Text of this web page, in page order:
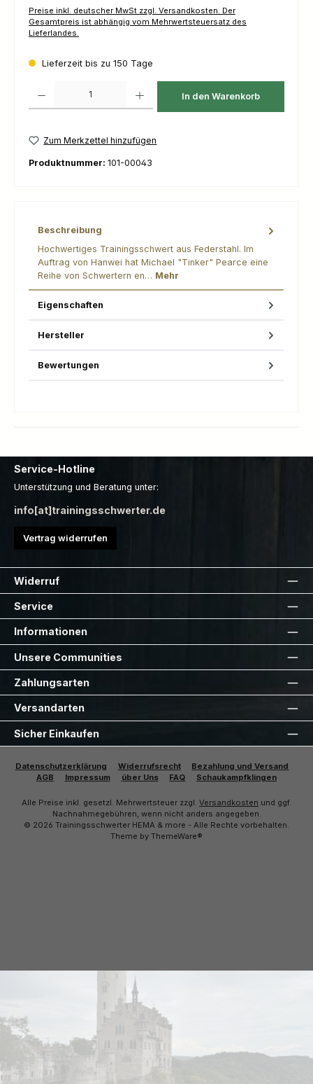
Preise inkl. deutscher MwSt zzgl. Versandkosten. Der
Gesamtpreis ist abhängig vom Mehrwertsteuersatz des
Lieferlandes.
Lieferzeit bis zu 150 Tage
In den Warenkorb
Zum Merkzettel hinzufügen
Produktnummer: 101-00043
Beschreibung
Hochwertiges Trainingsschwert aus Federstahl. Im
Auftrag von Hanwei hat Michael "Tinker" Pearce eine
Reihe von Schwertern en… Mehr
Eigenschaften
Hersteller
Bewertungen
Service-Hotline
Unterstützung und Beratung unter:
info[at]trainingsschwerter.de
Vertrag widerrufen
Widerruf
Service
Informationen
Unsere Communities
Zahlungsarten
Versandarten
Sicher Einkaufen
Datenschutzerklärung Widerrufsrecht
Bezahlung und Versand
AGB
Impressum über Uns FAQ Schaukampfklingen
Alle Preise inkl. gesetzl. Mehrwertsteuer zzgl. Versandkosten und ggf.
Nachnahmegebühren, wenn nicht anders angegeben.
© 2026 Trainingsschwerter HEMA & more - Alle Rechte vorbehalten.
Theme by ThemeWare®